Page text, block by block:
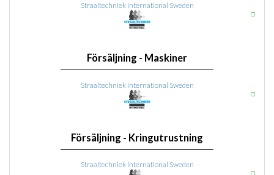
Straaltechniek International Sweden
Försäljning - Maskiner
Straaltechniek International Sweden
Försäljning - Kringutrustning
Straaltechniek International Sweden